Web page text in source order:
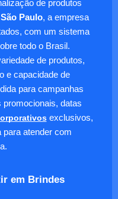
de produtos
Paulo, a empresa
com um sistema
todo o Brasil.
de produtos,
e capacidade de
para campanhas
datas
exclusivos,
para atender com
em Brindes